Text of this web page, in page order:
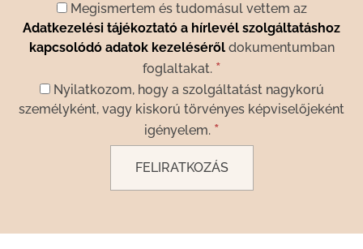
Megismertem és tudomásul vettem az
Adatkezelési tájékoztató a hírlevél szolgáltatáshoz
kapcsolódó adatok kezelésérőldokumentumban
foglaltakat. *
Nyilatkozom, hogy a szolgáltatást nagykorú
személyként, vagy kiskorú törvényes képviselőjeként
igényelem. *